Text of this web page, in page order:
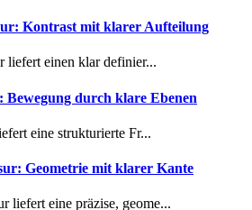
Kontrast mit klarer Aufteilung
liefert einen klar definier...
Bewegung durch klare Ebenen
eine strukturierte Fr...
Geometrie mit klarer Kante
liefert eine präzise, geome...